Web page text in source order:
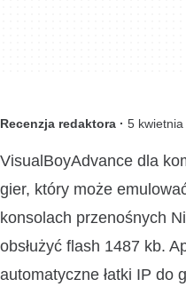
Recenzja redaktora · 5 kwietnia
VisualBoyAdvance dla
gier, który może
konsolach przenośnych
obsłużyć flash 1487 kb.
automatyczne łatki IP do